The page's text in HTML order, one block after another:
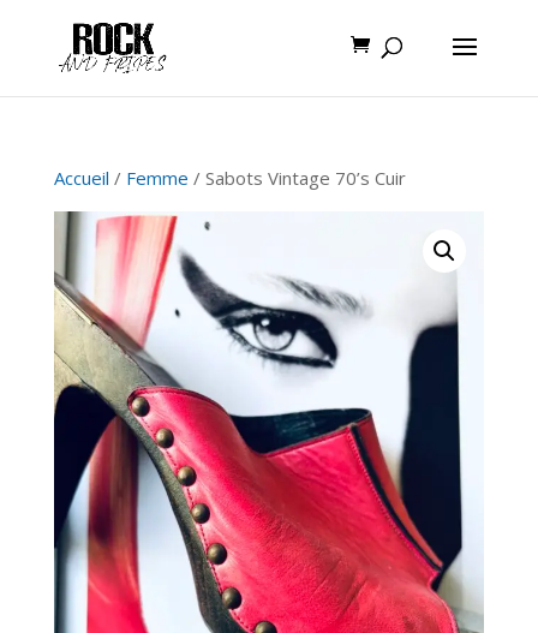
Accueil / Femme / Sabots Vintage 70’s Cuir